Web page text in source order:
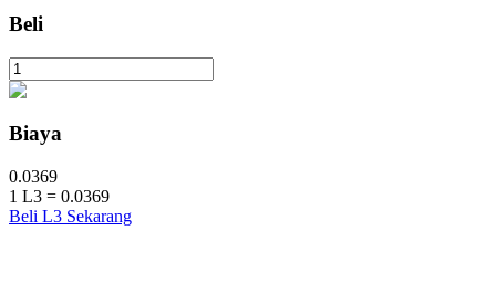
Beli
Biaya
0.0369
1 L3 = 0.0369
Beli L3 Sekarang